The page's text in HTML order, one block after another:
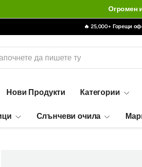
🔥 25,000+ Горещи
Нови Продукти Категории
Слънчеви очила